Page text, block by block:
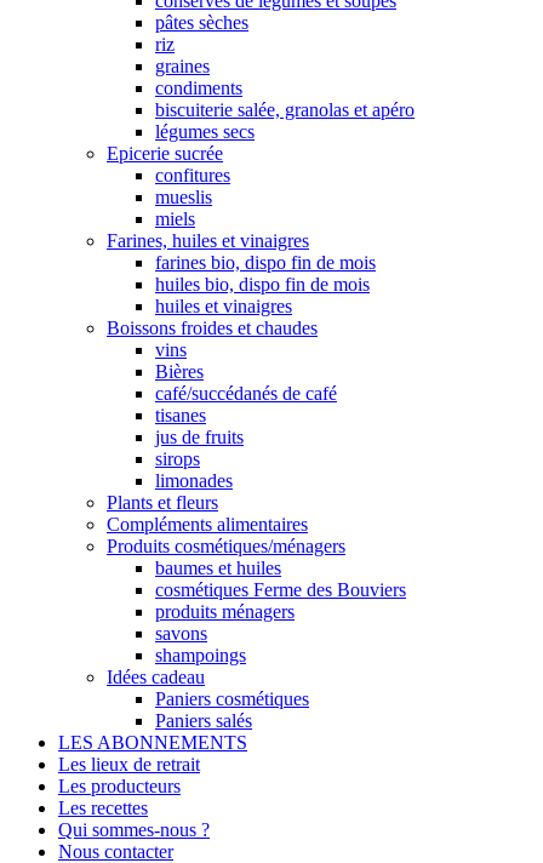
pâtes sèches
riz
graines
condiments
biscuiterie salée, granolas et apéro
légumes secs
Epicerie sucrée
confitures
mueslis
miels
Farines, huiles et vinaigres
farines bio, dispo fin de mois
huiles bio, dispo fin de mois
huiles et vinaigres
Boissons froides et chaudes
vins
Bières
café/succédanés de café
tisanes
jus de fruits
sirops
limonades
Plants et fleurs
Compléments alimentaires
Produits cosmétiques/ménagers
baumes et huiles
cosmétiques Ferme des Bouviers
produits ménagers
savons
shampoings
Idées cadeau
Paniers cosmétiques
Paniers salés
LES ABONNEMENTS
Les lieux de retrait
Les producteurs
Les recettes
Qui sommes-nous ?
Nous contacter